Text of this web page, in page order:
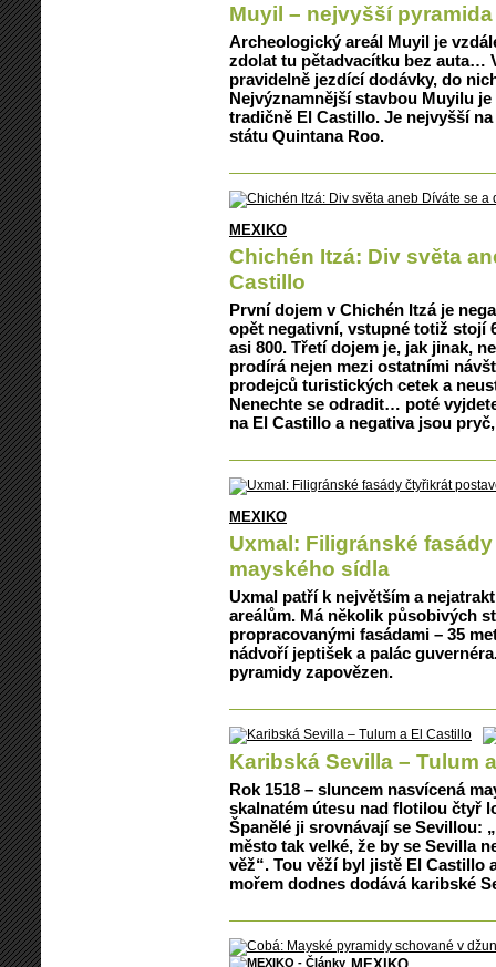
Muyil – nejvyšší
Archeologický areál Muyil je
zdolat tu pětadvacítku bez auta…
pravidelně jezdící dodávky, do
Nejvýznamnější stavbou Muyilu
tradičně El Castillo. Je nejvyšší
státu Quintana Roo.
MEXIKO
Chichén Itzá: Div světa
Castillo
První dojem v Chichén Itzá je
opět negativní, vstupné totiž stojí
asi 800. Třetí dojem je, jak jinak,
prodírá nejen mezi ostatními
prodejců turistických cetek a
Nenechte se odradit… poté
na El Castillo a negativa jsou
MEXIKO
Uxmal: Filigránské
mayského sídla
Uxmal patří k největším a
areálům. Má několik působivých
propracovanými fasádami – 35
nádvoří jeptišek a palác
pyramidy zapovězen.
Karibská Sevilla – Tulum
Rok 1518 – sluncem nasvícená
skalnatém útesu nad flotilou čtyř
Španělé ji srovnávají se Sevillou:
město tak velké, že by se Sevilla
věž“. Tou věží byl jistě El Castillo
mořem dodnes dodává karibské